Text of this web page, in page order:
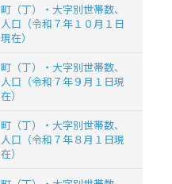
町（丁）・大字別世帯数、
人口（令和７年１０月１日
現在）
町（丁）・大字別世帯数、
人口（令和７年９月１日現
在）
町（丁）・大字別世帯数、
人口（令和７年８月１日現
在）